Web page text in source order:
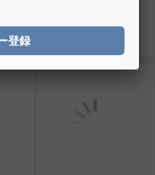
登録